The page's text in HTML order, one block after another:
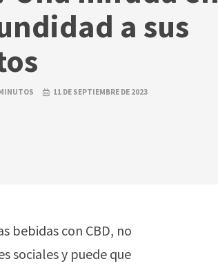
a sus
11 DE SEPTIEMBRE DE 2023
bebidas con CBD, no
sociales y puede que